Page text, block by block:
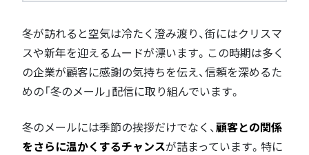
冬が訪れると空気は冷たく澄み渡り、街にはクリスマ
スや新年を迎えるムードが漂います。この時期は多く
の企業が顧客に感謝の気持ちを伝え、信頼を深めるた
めの「冬のメール」配信に取り組んでいます。
冬のメールには季節の挨拶だけでなく、顧客との関係
をさらに温かくするチャンスが詰まっています。特に